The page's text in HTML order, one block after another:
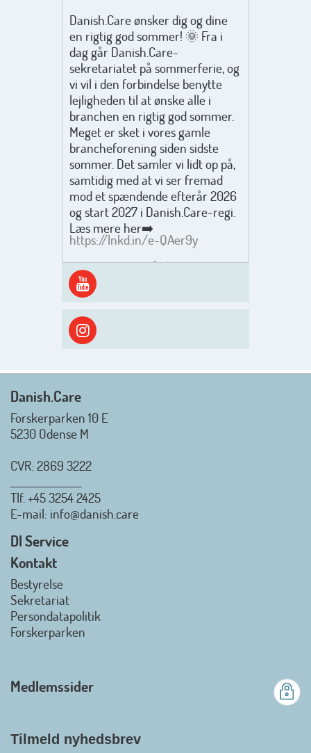
Danish.Care ønsker dig og dine
en rigtig god sommer! 🌞 Fra i
dag går Danish.Care-
sekretariatet på sommerferie, og
vi vil i den forbindelse benytte
lejligheden til at ønske alle i
branchen en rigtig god sommer.
Meget er sket i vores gamle
brancheforening siden sidste
sommer. Det samler vi lidt op på,
samtidig med at vi ser fremad
mod et spændende efterår 2026
og start 2027 i Danish.Care-regi.
Læs mere her➡️
https://lnkd.in/e-QAer9y
Men inden det går løs med en
spændende og aktivt
efterårsæson, så går turen først
ud i solen, ned til vandet og ind i
skyggen igen. Danish.Care holder
sommerlukket i uge 29 + 30.
Mvh. Anders, Helle og Malthe
Danish.Care - Branchen for
hjælpemidler og
Danish.Care fra den 01. juli 2026
officielt kan kalde sig for
medlemsforening i DI - Dansk
gennemslagskraft og skabe
hjælpemidler samt give
Danish.Care
Forskerparken 10 E
5230 Odense M
CVR: 2869 3222
Tlf. +45 3254 2425
E-mail: info@danish.care
DI Service
Kontakt
Bestyrelse
Sekretariat
Persondatapolitik
Forskerparken
Medlemssider
Tilmeld nyhedsbrev